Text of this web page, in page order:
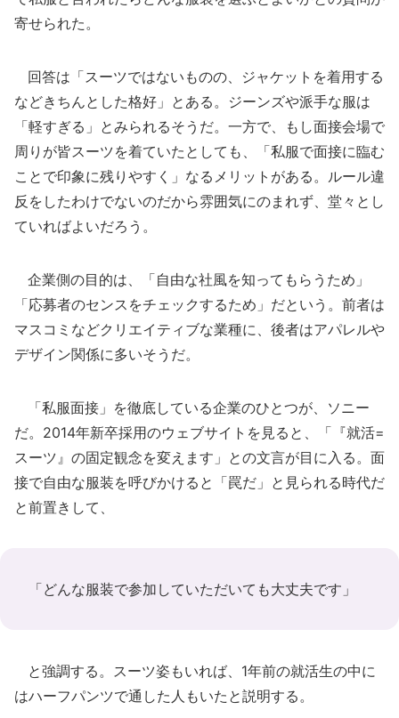
寄せられた。
回答は「スーツではないものの、ジャケットを着用する
などきちんとした格好」とある。ジーンズや派手な服は
「軽すぎる」とみられるそうだ。一方で、もし面接会場で
周りが皆スーツを着ていたとしても、「私服で面接に臨む
ことで印象に残りやすく」なるメリットがある。ルール違
反をしたわけでないのだから雰囲気にのまれず、堂々とし
ていればよいだろう。
企業側の目的は、「自由な社風を知ってもらうため」
「応募者のセンスをチェックするため」だという。前者は
マスコミなどクリエイティブな業種に、後者はアパレルや
デザイン関係に多いそうだ。
「私服面接」を徹底している企業のひとつが、ソニー
だ。2014年新卒採用のウェブサイトを見ると、「『就活=
スーツ』の固定観念を変えます」との文言が目に入る。面
接で自由な服装を呼びかけると「罠だ」と見られる時代だ
と前置きして、
「どんな服装で参加していただいても大丈夫です」
と強調する。スーツ姿もいれば、1年前の就活生の中に
はハーフパンツで通した人もいたと説明する。